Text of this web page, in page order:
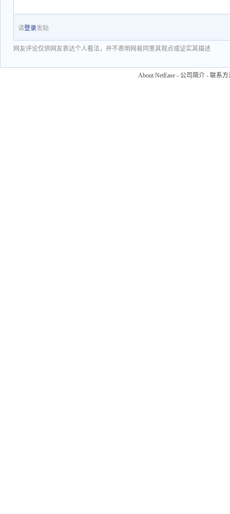
请登录发贴
网友评论仅供网友表达个人看法，并不表明网易同意其观点或证实其描述
About NetEase - 公司简介 - 联系方